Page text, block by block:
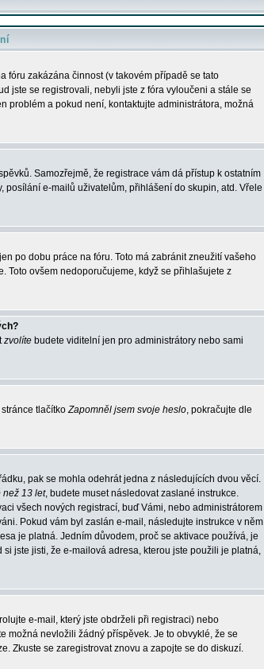
fóru zakázána činnost (v takovém případě se tato
jste se registrovali, nebyli jste z fóra vyloučeni a stále se
problém a pokud není, kontaktujte administrátora, možná
Samozřejmě, že registrace vám dá přístup k ostatním
posílání e-mailů uživatelům, přihlášení do skupin, atd. Vřele
po dobu práce na fóru. Toto má zabránit zneužití vašeho
Toto ovšem nedoporučujeme, když se přihlašujete z
zvolíte budete viditelní jen pro administrátory nebo sami
stránce tlačítkoZapomněl jsem svoje heslo, pokračujte dle
pak se mohla odehrát jedna z následujících dvou věcí.
než 13 let, budete muset následovat zaslané instrukce.
všech nových registrací, buď Vámi, nebo administrátorem
Pokud vám byl zaslán e-mail, následujte instrukce v něm
je platná. Jedním důvodem, proč se aktivace používá, je
jste jisti, že e-mailová adresa, kterou jste použili je platná,
e-mail, který jste obdrželi při registraci) nebo
možná nevložili žádný příspěvek. Je to obvyklé, že se
Zkuste se zaregistrovat znovu a zapojte se do diskuzí.